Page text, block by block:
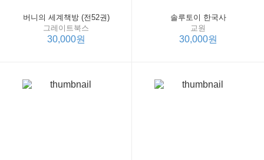
버니의 세계책방 (전52권)
그레이트북스
30,000원
솔루토이 한국사
교원
30,000원